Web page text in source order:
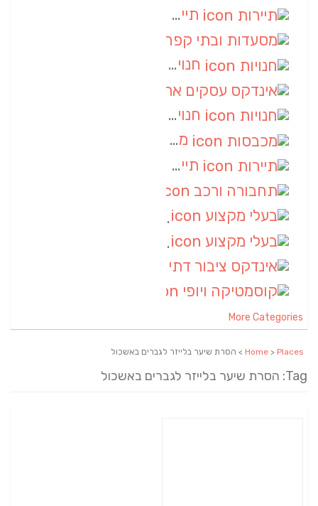
תיירות
חנויות
חנויות
מכבסות
תיירות
More Categories
Home>Places > הסרת שיער בלייזר לגברים באשכול
Tag: הסרת שיער בלייזר לגברים באשכול